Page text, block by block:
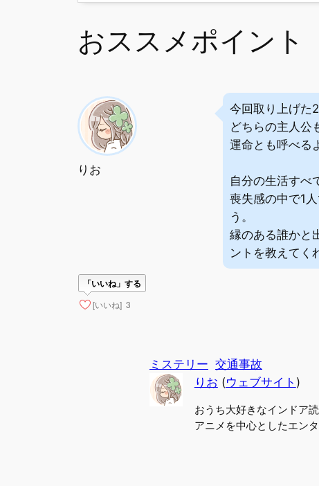
おススメポイント
りお
今回取り上げた
どちらの主人公
運命とも呼べる
自分の生活すべ
喪失感の中で1
う。
縁のある誰かと
ントを教えてく
「いいね」する
[いいね] 3
ミステリー 交通事故
りお (ウェブサイト )
おうち大好きなインドア
アニメを中心としたエン